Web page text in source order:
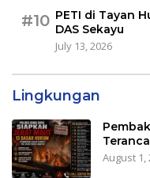
#10 PETI di Tayan
DAS Sekayu
July 13, 2026
Lingkungan
August 1,